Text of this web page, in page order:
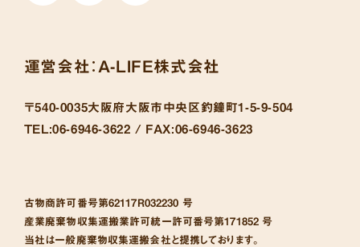
運営会社： A-LIFE株式会社
〒540-0035大阪府大阪市中央区釣鐘町1-5-9-504
TEL:06-6946-3622 / FAX:06-6946-3623
古物商許可番号第62117R032230 号
産業廃棄物収集運搬業許可統一許可番号第171852 号
当社は一般廃棄物収集運搬会社と提携しております。